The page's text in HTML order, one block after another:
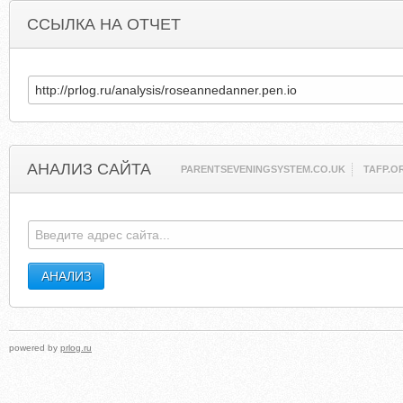
ССЫЛКА НА ОТЧЕТ
АНАЛИЗ САЙТА PARENTSEVENINGSYSTEM.CO.UK
powered by prlog.ru